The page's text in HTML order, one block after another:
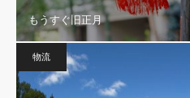
もうすぐ旧正月
物流